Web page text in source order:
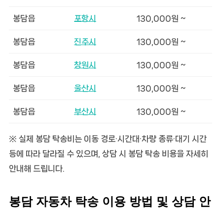
봉담읍 포항시 130,000원 ~
봉담읍 진주시 130,000원 ~
봉담읍 창원시 130,000원 ~
봉담읍 울산시 130,000원 ~
봉담읍 부산시 130,000원 ~
※ 실제 봉담 탁송비는 이동 경로·시간대·차량 종류·대기 시간
등에 따라 달라질 수 있으며, 상담 시 봉담 탁송 비용을 자세히
안내해 드립니다.
봉담 자동차 탁송 이용 방법 및 상담 안